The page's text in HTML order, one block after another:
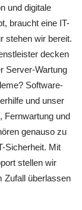
und digitale
braucht eine IT-
stehen wir bereit.
decken
Server-Wartung
Software-
und unser
Fernwartung und
genauso zu
Sicherheit. Mit
stellen wir
Zufall überlassen